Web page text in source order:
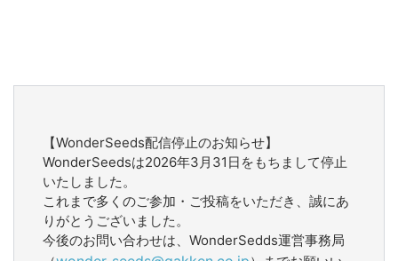
【WonderSeeds配信停止のお知らせ】
WonderSeedsは2026年3月31日をもちまして停止
いたしました。
これまで多くのご参加・ご投稿をいただき、誠にあ
りがとうございました。
今後のお問い合わせは、WonderSedds運営事務局